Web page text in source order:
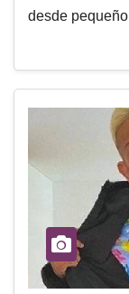
desde pequeño